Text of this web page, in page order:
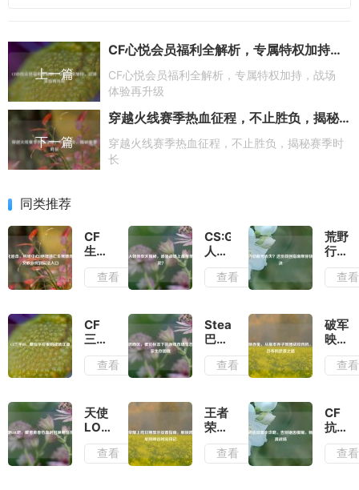
上一篇
CF心悦会员福利全解析，专属特权加持，战场体验再升级
CF心悦会员福利全解析，专属特权加持，战场
体验再升级
下一篇
穿越火线赛季热血征程，不止胜负，揭秘赛季时长
穿越火线赛季热血征程，不止胜负，揭秘赛季时
长
同类推荐
CF
生化
追
击，
2绝
境逃
死博
弈，
教你
找到
入口
查看
CS:GO
人物
体型
大揭
战场
上最
的幽
灵？
查看
荒野
行动
账号
找回
指南
快速
解决
查看
CF
三字
ID，
藏在
战场
江湖
查看
Steam
巴西
区，
低价
游戏
市场
与玩
家生
查看
破军
映赤
兔，
从版
团战
绞肉
赛场
吕布
查看
天使
LOL
吧，
藏着
查看
王者
荣耀
上线
日期
查看
CF
抗锯
齿设
置全
查看